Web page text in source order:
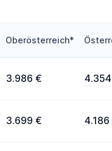
Oberösterreich*
3.986 €
3.699 €